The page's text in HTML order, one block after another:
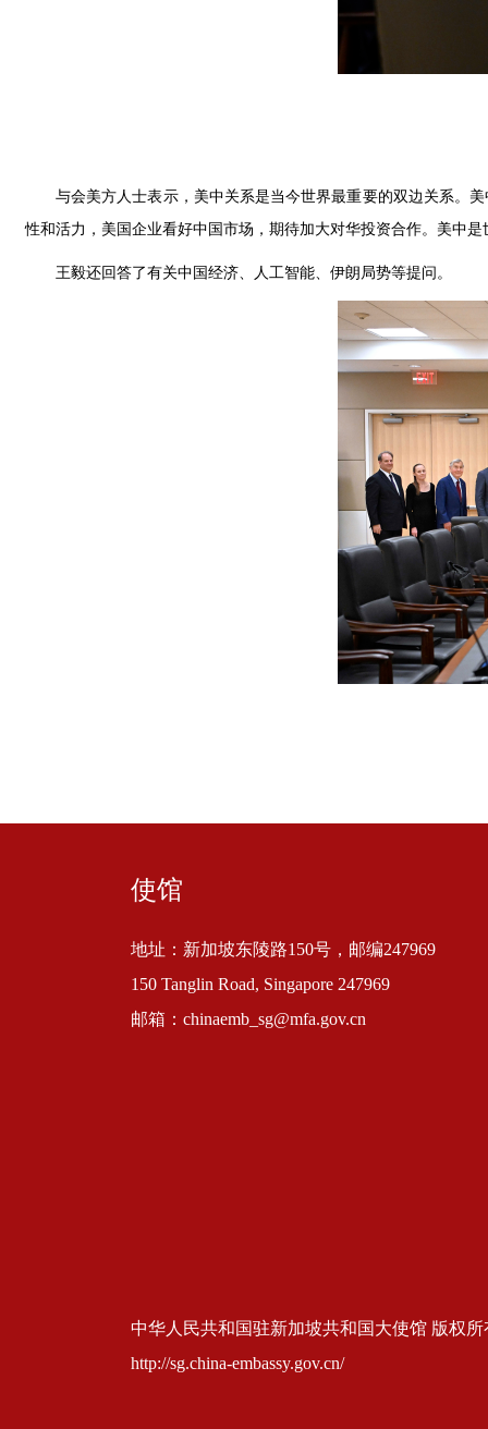
与会美方人士表示，美中关系是当今世界最重要的双边关系。
性和活力，美国企业看好中国市场，期待加大对华投资合作。美中
王毅还回答了有关中国经济、人工智能、伊朗局势等提问。
使馆
地址：新加坡东陵路150号，邮编247969
150 Tanglin Road, Singapore 247969
邮箱：chinaemb_sg@mfa.gov.cn
中华人民共和国驻新加坡共和国大使馆 版权所
http://sg.china-embassy.gov.cn/